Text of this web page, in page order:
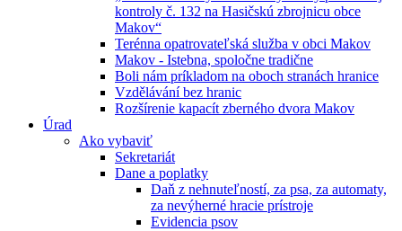
kontroly č. 132 na Hasičskú zbrojnicu obce
Makov“
Terénna opatrovateľská služba v obci Makov
Makov - Istebna, spoločne tradične
Boli nám príkladom na oboch stranách hranice
Vzdělávání bez hranic
Rozšírenie kapacít zberného dvora Makov
Úrad
Ako vybaviť
Sekretariát
Dane a poplatky
Daň z nehnuteľností, za psa, za automaty,
za nevýherné hracie prístroje
Evidencia psov